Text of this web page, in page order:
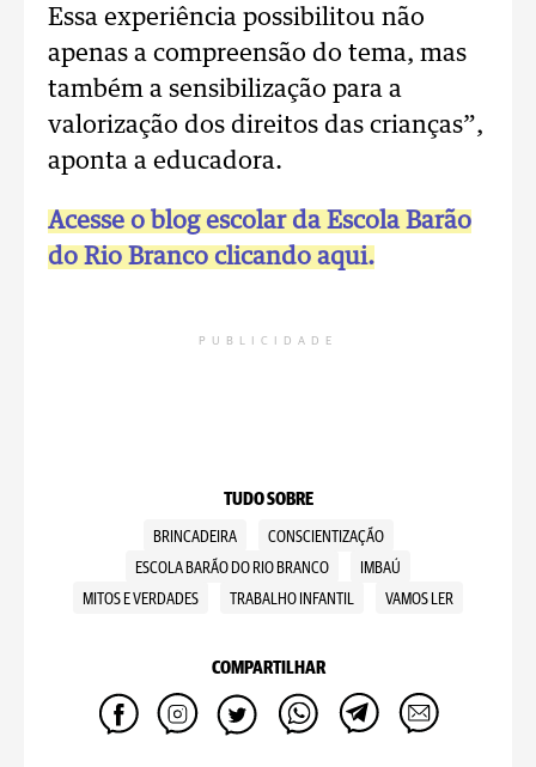
Essa experiência possibilitou não
apenas a compreensão do tema, mas
também a sensibilização para a
valorização dos direitos das crianças”,
aponta a educadora.
Acesse o blog escolar da Escola Barão
do Rio Branco clicando aqui.
PUBLICIDADE
TUDO SOBRE
BRINCADEIRA
CONSCIENTIZAÇÃO
ESCOLA BARÃO DO RIO BRANCO
IMBAÚ
MITOS E VERDADES
TRABALHO INFANTIL VAMOS LER
COMPARTILHAR